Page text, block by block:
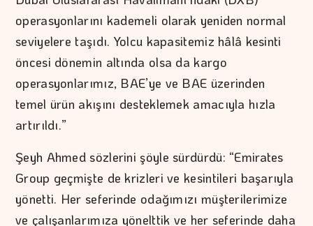
operasyonlarını kademeli olarak yeniden normal
seviyelere taşıdı. Yolcu kapasitemiz hâlâ kesinti
öncesi dönemin altında olsa da kargo
operasyonlarımız, BAE’ye ve BAE üzerinden
temel ürün akışını desteklemek amacıyla hızla
artırıldı.”
Şeyh Ahmed sözlerini şöyle sürdürdü: “Emirates
Group geçmişte de krizleri ve kesintileri başarıyla
yönetti. Her seferinde odağımızı müşterilerimize
ve çalışanlarımıza yönelttik ve her seferinde daha